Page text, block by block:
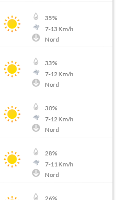
35%
7-13 Km/h
Nord
33%
7-12 Km/h
Nord
30%
7-12 Km/h
Nord
28%
7-11 Km/h
Nord
26%